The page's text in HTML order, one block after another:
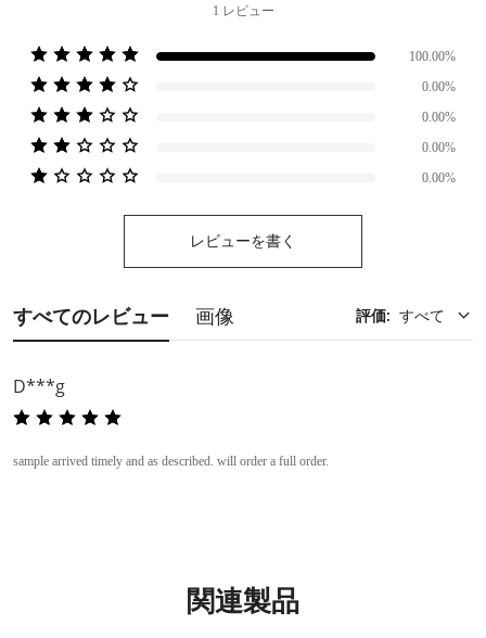
1 レビュー
100.00%
0.00%
0.00%
0.00%
0.00%
レビューを書く
すべてのレビュー 画像 評価: すべて
D***g
sample arrived timely and as described. will order a full order.
関連製品